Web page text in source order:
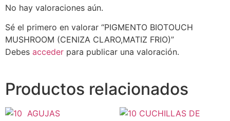
No hay valoraciones aún.
Sé el primero en valorar “PIGMENTO BIOTOUCH
MUSHROOM (CENIZA CLARO,MATIZ FRIO)”
Debes acceder para publicar una valoración.
Productos relacionados